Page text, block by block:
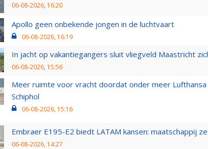
06-08-2026, 16:20
Apollo geen onbekende jongen in de luchtvaart
06-08-2026, 16:19
In jacht op vakantiegangers sluit vliegveld Maastricht
06-08-2026, 15:56
Meer ruimte voor vracht doordat onder meer
Schiphol
06-08-2026, 15:16
Embraer E195-E2 biedt LATAM kansen: maatschappij
06-08-2026, 14:27